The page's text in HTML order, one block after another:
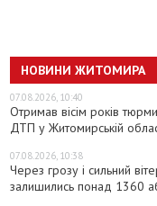
НОВИНИ ЖИТОМИРА
07.08.2026, 10:40
Отримав вісім років
ДТП у Житомирській
07.08.2026, 10:38
Через грозу і сильний
залишились понад 1360